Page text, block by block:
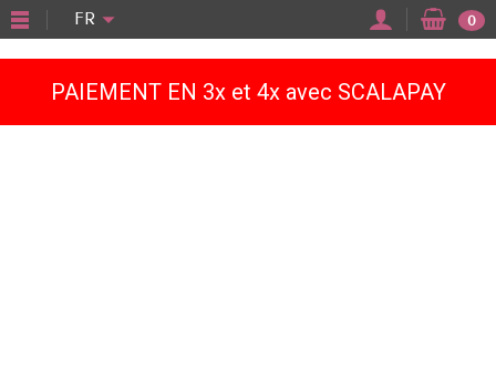
PAIEMENT EN 3x et 4x avec SCALAPAY
FR 0